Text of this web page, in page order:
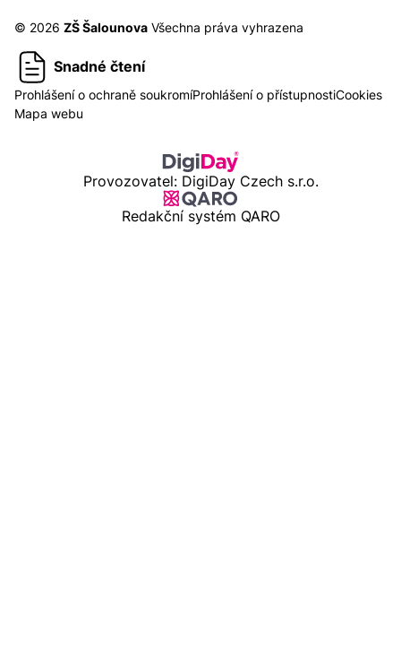
© 2026 ZŠ Šalounova Všechna práva vyhrazena
Snadné čtení
Prohlášení o ochraně soukromíProhlášení o přístupnostiCookies
Mapa webu
Provozovatel: DigiDay Czech s.r.o.
Redakční systém QARO